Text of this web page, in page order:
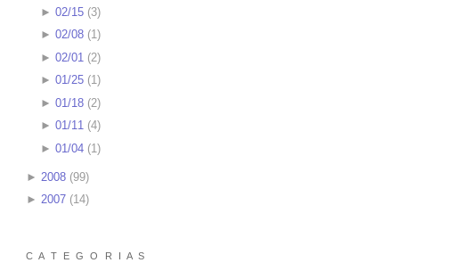
► 02/15(3)
► 02/08(1)
► 02/01 (2)
► 01/25(1)
► 01/18(2)
► 01/11(4)
► 01/04(1 )
► 2008 (99)
► 2007 (14)
C A T E G O R I A S